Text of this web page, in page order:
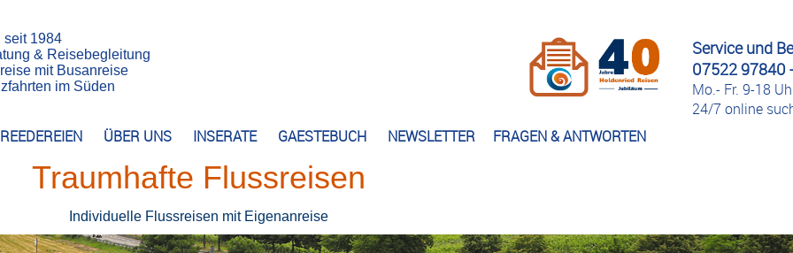
REEDEREIEN ÜBER UNS INSERATE GAESTEBUCH NEWSLETTER FRAGEN & ANTWORTEN
Service und
07522 97840
Mo.- Fr. 9-18
24/7 online
seit 1984
& Reisebegleitung
mit Busanreise
im Süden
Traumhafte Flussreisen
Individuelle Flussreisen mit Eigenanreise